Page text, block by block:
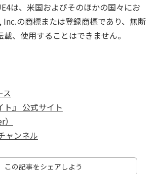
は、米国およびそのほかの国々にお
Inc.の商標または登録商標であり、無断
、使用することはできません。
ス
ト』 公式サイト
ャンネル
この記事をシェアしよう